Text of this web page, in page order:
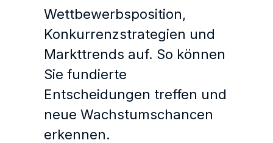
Wettbewerbsposition,
Konkurrenzstrategien und
Markttrends auf. So können
Sie fundierte
Entscheidungen treffen und
neue Wachstumschancen
erkennen.